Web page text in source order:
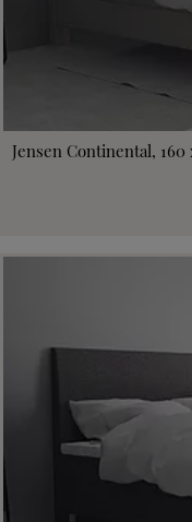
Jensen Continental,